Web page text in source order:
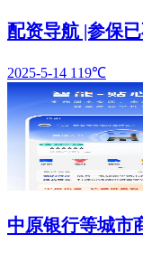
配资导航 |参保
2025-5-14 119℃
中原银行等城市